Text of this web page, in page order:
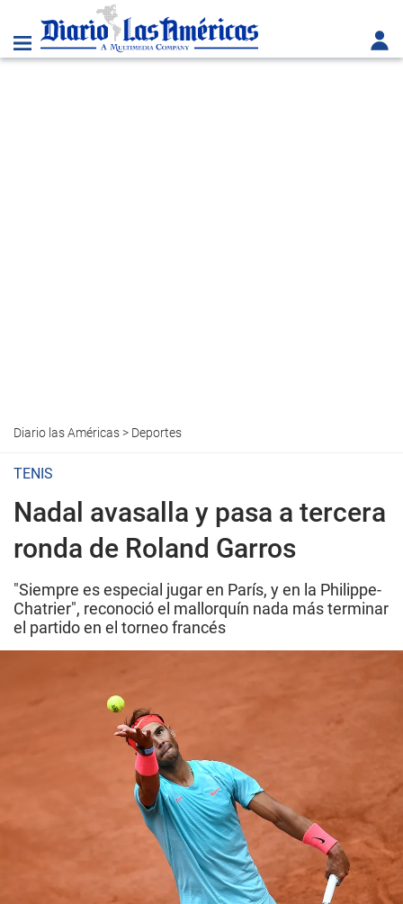
Diario las Américas> Deportes
TENIS
Nadal avasalla y pasa a tercera
ronda de Roland Garros
"Siempre es especial jugar en París, y en la Philippe-
Chatrier", reconoció el mallorquín nada más terminar
el partido en el torneo francés